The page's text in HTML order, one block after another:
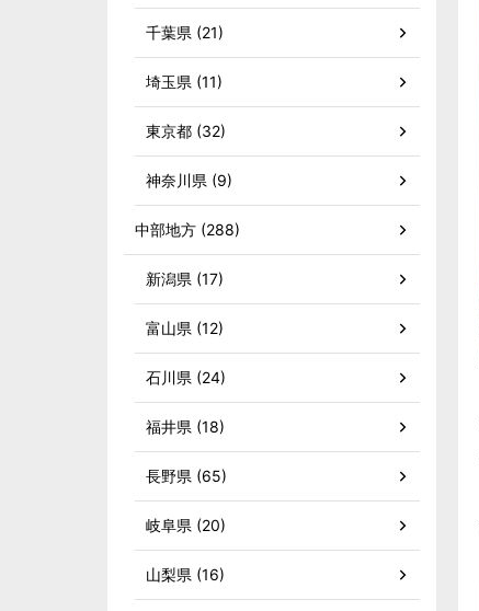
千葉県 (21)
埼玉県 (11)
東京都 (32)
神奈川県 (9)
中部地方 (288)
新潟県 (17)
富山県 (12)
石川県 (24)
福井県 (18)
長野県 (65)
岐阜県 (20)
山梨県 (16)